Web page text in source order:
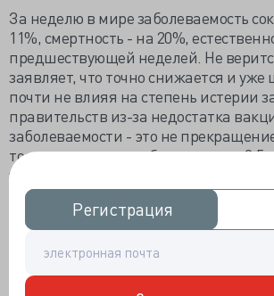
Регистрация
Регистрация
За неделю в мире заболеваемость
11%, смертность - на 20%,
предшествующей неделей. Не
заявляет, что точно снижается и
почти не влияя на степень истерии
правительств из-за недостатка
заболеваемости - это не
только за неделю заболело почти
умерло больше 66 тысяч.
Группа исследователей из
Fabra в Барселоне, Висконсинского в
Ростоке в 81 государстве мира
человеческих лет из-за COVID-19.